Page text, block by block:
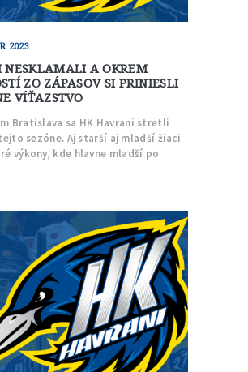
2023
NESKLAMALI A OKREM
ZO ZÁPASOV SI PRINIESLI
VÍŤAZSTVO
Bratislava sa HK Havrani stretli
sezóne. Aj starší aj mladší žiaci
výkony, kde hlavne mladší po